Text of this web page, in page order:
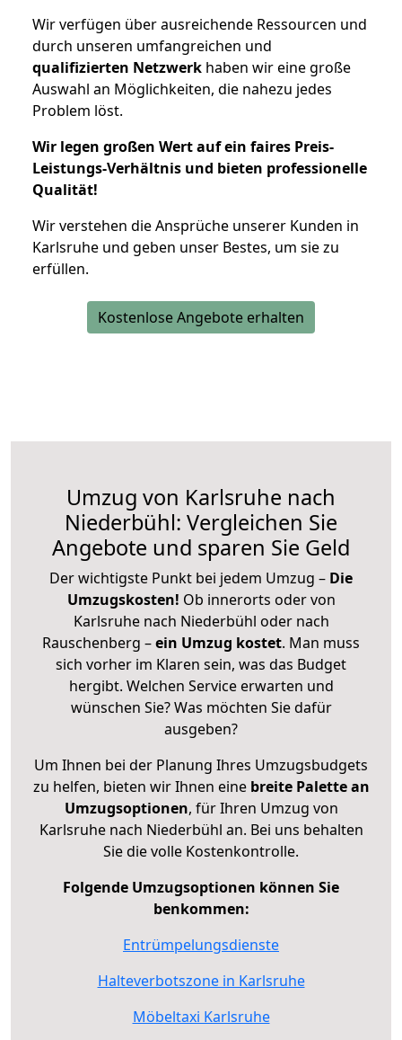
Wir verfügen über ausreichende Ressourcen und
durch unseren umfangreichen und
qualifizierten Netzwerk haben wir eine große
Auswahl an Möglichkeiten, die nahezu jedes
Problem löst.
Wir legen großen Wert auf ein faires Preis-
Leistungs-Verhältnis und bieten professionelle
Qualität!
Wir verstehen die Ansprüche unserer Kunden in
Karlsruhe und geben unser Bestes, um sie zu
erfüllen.
Kostenlose Angebote erhalten
Umzug von Karlsruhe nach
Niederbühl: Vergleichen Sie
Angebote und sparen Sie Geld
Der wichtigste Punkt bei jedem Umzug – Die
Umzugskosten! Ob innerorts oder von
Karlsruhe nach Niederbühl oder nach
Rauschenberg –ein Umzug kostet. Man muss
sich vorher im Klaren sein, was das Budget
hergibt. Welchen Service erwarten und
wünschen Sie? Was möchten Sie dafür
ausgeben?
Um Ihnen bei der Planung Ihres Umzugsbudgets
zu helfen, bieten wir Ihnen eine breite Palette an
Umzugsoptionen, für Ihren Umzug von
Karlsruhe nach Niederbühl an. Bei uns behalten
Sie die volle Kostenkontrolle.
Folgende Umzugsoptionen können Sie
benkommen:
Entrümpelungsdienste
Halteverbotszone in Karlsruhe
Möbeltaxi Karlsruhe